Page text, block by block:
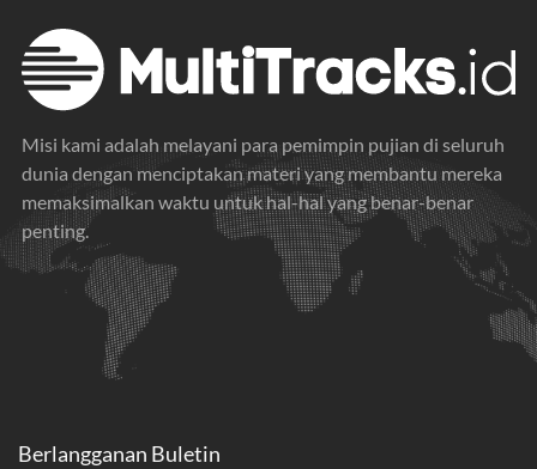
Misi kami adalah melayani para pemimpin pujian di seluruh
dunia dengan menciptakan materi yang membantu mereka
memaksimalkan waktu untuk hal-hal yang benar-benar
penting.
Berlangganan Buletin